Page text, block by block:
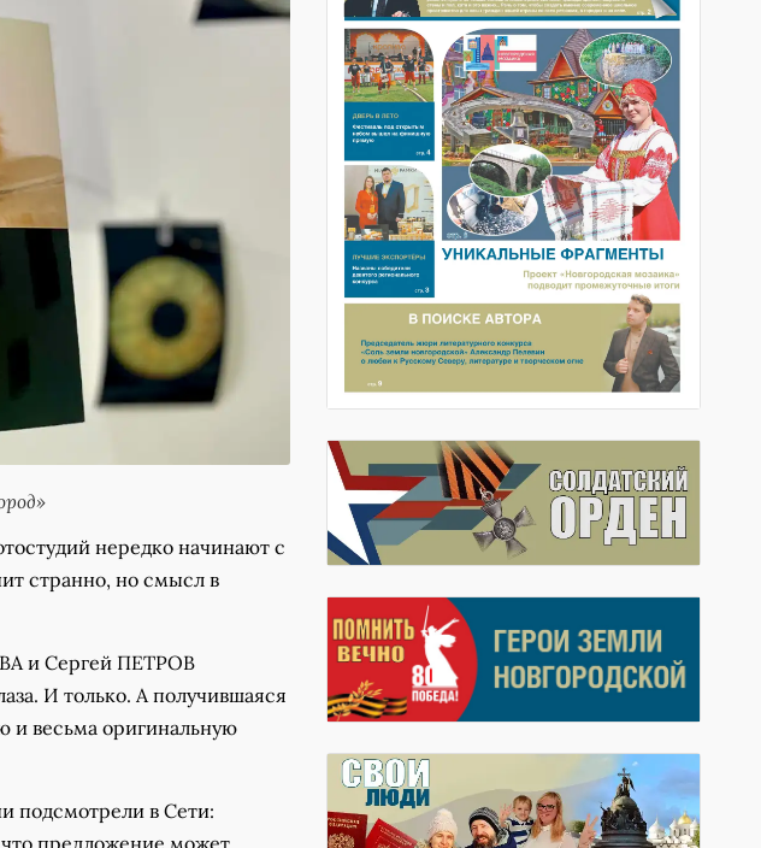
нередко начинают с
странно, но смысл в
и Сергей ПЕТРОВ
И только. А получившаяся
и весьма оригинальную
подсмотрели в Сети:
что предложение может